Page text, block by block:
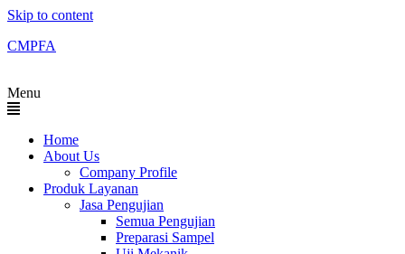
Skip to content
CMPFA
Menu
Home
About Us
Company Profile
Produk Layanan
Jasa Pengujian
Semua Pengujian
Preparasi Sampel